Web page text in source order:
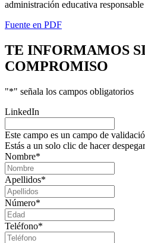
administración educativa
Fuente en PDF
TE INFORMAMOS
COMPROMISO
"*" señala los campos obligatorios
LinkedIn
Este campo es un campo de
Estás a un solo clic de hacer
Nombre*
Apellidos*
Número*
Teléfono*